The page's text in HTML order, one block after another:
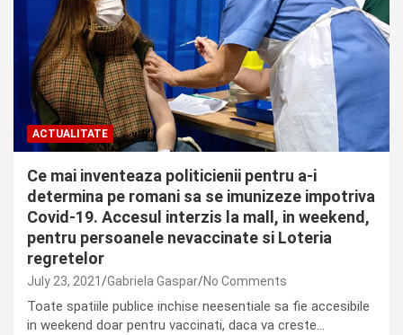
ACTUALITATE
Ce mai inventeaza politicienii pentru a-i
determina pe romani sa se imunizeze impotriva
Covid-19. Accesul interzis la mall, in weekend,
pentru persoanele nevaccinate si Loteria
regretelor
July 23, 2021 Gabriela Gaspar No Comments
Toate spatiile publice inchise neesentiale sa fie accesibile
in weekend doar pentru vaccinati, daca va creste…